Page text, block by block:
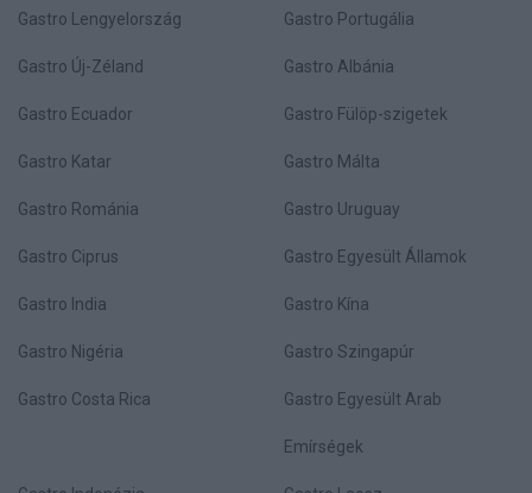
Gastro Lengyelország Gastro Portugália
Gastro Új-Zéland Gastro Albánia
Gastro Ecuador Gastro Fülöp-szigetek
Gastro Katar Gastro Málta
Gastro Románia Gastro Uruguay
Gastro Ciprus Gastro Egyesült Államok
Gastro India Gastro Kína
Gastro Nigéria Gastro Szingapúr
Gastro Costa Rica Gastro Egyesült Arab
Emírségek